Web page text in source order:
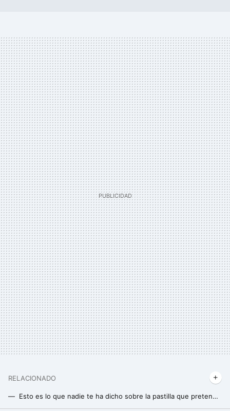
RELACIONADO
Esto es lo que nadie te ha dicho sobre la pastilla que pretende reemplazar al ejercicio